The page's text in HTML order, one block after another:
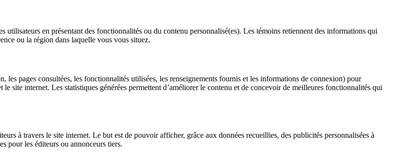
utilisateurs en présentant des fonctionnalités ou du contenu personnalisé(es). Les témoins retiennent des informations qui
ou la région dans laquelle vous vous situez.
les pages consultées, les fonctionnalités utilisées, les renseignements fournis et les informations de connexion) pour
site internet. Les statistiques générées permettent d’améliorer le contenu et de concevoir de meilleures fonctionnalités qui
à travers le site internet. Le but est de pouvoir afficher, grâce aux données recueillies, des publicités personnalisées à
pour les éditeurs ou annonceurs tiers.